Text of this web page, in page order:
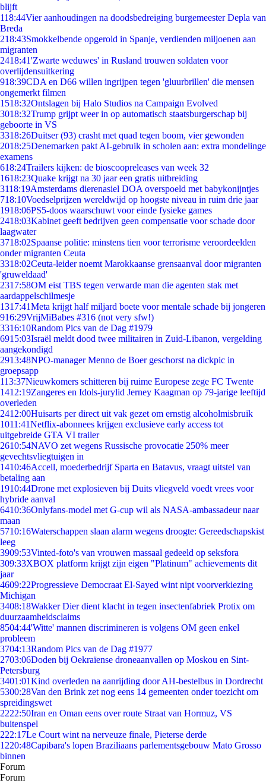
blijft
118:44Vier aanhoudingen na doodsbedreiging burgemeester Depla van
Breda
218:43Smokkelbende opgerold in Spanje, verdienden miljoenen aan
migranten
2418:41'Zwarte weduwes' in Rusland trouwen soldaten voor
overlijdensuitkering
918:39CDA en D66 willen ingrijpen tegen 'gluurbrillen' die mensen
ongemerkt filmen
1518:32Ontslagen bij Halo Studios na Campaign Evolved
3018:32Trump grijpt weer in op automatisch staatsburgerschap bij
geboorte in VS
3318:26Duitser (93) crasht met quad tegen boom, vier gewonden
2018:25Denemarken pakt AI-gebruik in scholen aan: extra mondelinge
examens
618:24Trailers kijken: de bioscoopreleases van week 32
1618:23Quake krijgt na 30 jaar een gratis uitbreiding
3118:19Amsterdams dierenasiel DOA overspoeld met babykonijntjes
718:10Voedselprijzen wereldwijd op hoogste niveau in ruim drie jaar
1918:06PS5-doos waarschuwt voor einde fysieke games
2418:03Kabinet geeft bedrijven geen compensatie voor schade door
laagwater
3718:02Spaanse politie: minstens tien voor terrorisme veroordeelden
onder migranten Ceuta
3318:02Ceuta-leider noemt Marokkaanse grensaanval door migranten
'gruweldaad'
2317:58OM eist TBS tegen verwarde man die agenten stak met
aardappelschilmesje
1317:41Meta krijgt half miljard boete voor mentale schade bij jongeren
916:29VrijMiBabes #316 (not very sfw!)
3316:10Random Pics van de Dag #1979
6915:03Israël meldt dood twee militairen in Zuid-Libanon, vergelding
aangekondigd
2913:48NPO-manager Menno de Boer geschorst na dickpic in
groepsapp
113:37Nieuwkomers schitteren bij ruime Europese zege FC Twente
1412:19Zangeres en Idols-jurylid Jerney Kaagman op 79-jarige leeftijd
overleden
2412:00Huisarts per direct uit vak gezet om ernstig alcoholmisbruik
1011:41Netflix-abonnees krijgen exclusieve early access tot
uitgebreide GTA VI trailer
2610:54NAVO zet wegens Russische provocatie 250% meer
gevechtsvliegtuigen in
1410:46Accell, moederbedrijf Sparta en Batavus, vraagt uitstel van
betaling aan
1910:44Drone met explosieven bij Duits vliegveld voedt vrees voor
hybride aanval
6410:36Onlyfans-model met G-cup wil als NASA-ambassadeur naar
maan
5710:16Waterschappen slaan alarm wegens droogte: Gereedschapskist
leeg
3909:53Vinted-foto's van vrouwen massaal gedeeld op seksfora
309:33XBOX platform krijgt zijn eigen "Platinum" achievements dit
jaar
4609:22Progressieve Democraat El-Sayed wint nipt voorverkiezing
Michigan
3408:18Wakker Dier dient klacht in tegen insectenfabriek Protix om
duurzaamheidsclaims
8504:44'Witte' mannen discrimineren is volgens OM geen enkel
probleem
3704:13Random Pics van de Dag #1977
2703:06Doden bij Oekraïense droneaanvallen op Moskou en Sint-
Petersburg
3401:01Kind overleden na aanrijding door AH-bestelbus in Dordrecht
5300:28Van den Brink zet nog eens 14 gemeenten onder toezicht om
spreidingswet
2222:50Iran en Oman eens over route Straat van Hormuz, VS
buitenspel
222:17Le Court wint na nerveuze finale, Pieterse derde
1220:48Capibara's lopen Braziliaans parlementsgebouw Mato Grosso
binnen
Forum
Forum